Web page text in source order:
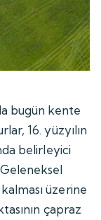
bugün kente
16. yüzyılın
belirleyici
üzerine
çapraz